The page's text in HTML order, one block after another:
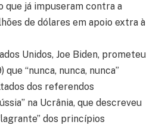
que já impuseram contra a
de dólares em apoio extra à
Unidos, Joe Biden, prometeu
“nunca, nunca, nunca”
dos referendos
na Ucrânia, que descreveu
dos princípios